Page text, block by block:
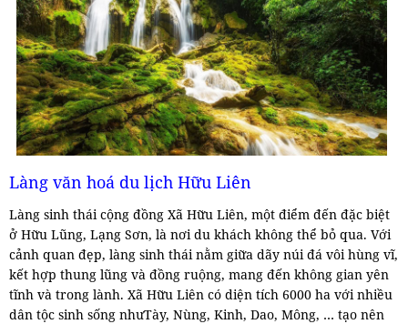
Làng văn hoá du lịch Hữu Liên
Làng sinh thái cộng đồng Xã Hữu Liên, một điểm đến đặc biệt
ở Hữu Lũng, Lạng Sơn, là nơi du khách không thể bỏ qua. Với
cảnh quan đẹp, làng sinh thái nằm giữa dãy núi đá vôi hùng vĩ,
kết hợp thung lũng và đồng ruộng, mang đến không gian yên
tĩnh và trong lành. Xã Hữu Liên có diện tích 6000 ha với nhiều
dân tộc sinh sống nhưTày, Nùng, Kinh, Dao, Mông, … tạo nên